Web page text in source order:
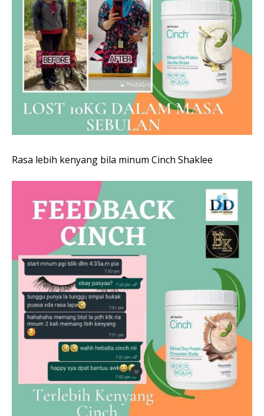
Rasa lebih kenyang bila minum Cinch Shaklee